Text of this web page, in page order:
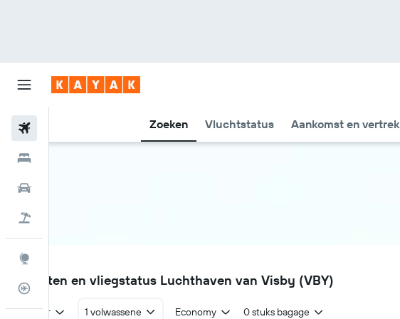
Zoeken Vluchtstatus Aankomst en vertrek
Vluchtstatus info
VBY
Vluchten en vliegstatus Luchthaven van Visby (VBY)
Retour 1 volwassene Economy 0 stuks bagage